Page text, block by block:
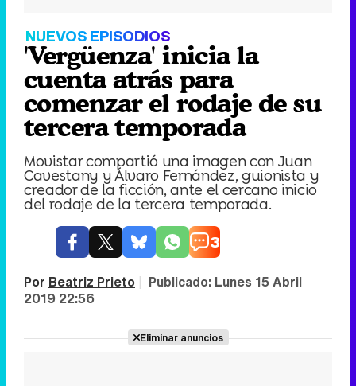
NUEVOS EPISODIOS
'Vergüenza' inicia la
cuenta atrás para
comenzar el rodaje de su
tercera temporada
Movistar compartió una imagen con Juan
Cavestany y Álvaro Fernández, guionista y
creador de la ficción, ante el cercano inicio
del rodaje de la tercera temporada.
3
Por Beatriz Prieto | Publicado: Lunes 15 Abril
2019 22:56
Eliminar anuncios